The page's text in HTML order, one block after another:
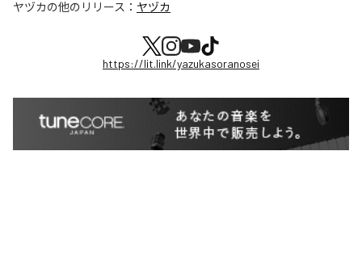
ヤヅカの他のリリース： ヤヅカ
https://lit.link/yazukasoranosei